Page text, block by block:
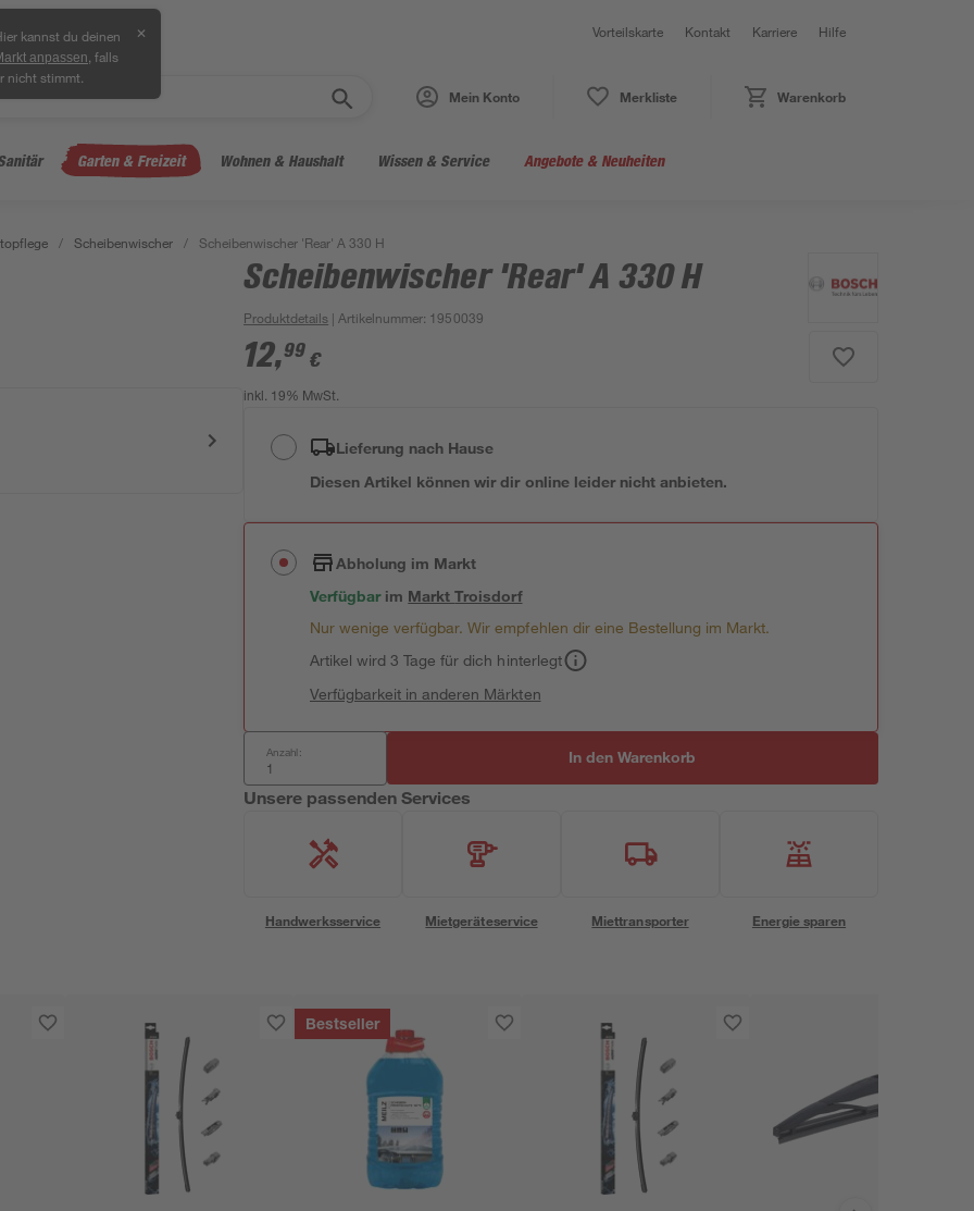
kannst du deinen
anpassen , falls
nicht stimmt.
✕ Vorteilskarte Kontakt Karriere Hilfe
Mein Konto Merkliste Warenkorb
Garten & Freizeit Wohnen & Haushalt Wissen & Service Angebote & Neuheiten
/ Scheibenwischer / Scheibenwischer 'Rear' A 330 H
Scheibenwischer 'Rear' A 330 H
Produktdetails | Artikelnummer: 1950039
12,99 €
inkl. 19% MwSt.
Lieferung nach Hause
Diesen Artikel können wir dir online leider nicht anbieten.
Abholung im Markt
Verfügbar im MarktTroisdorf
Nur wenige verfügbar. Wir empfehlen dir eine Bestellung im Markt.
Artikel wird 3 Tage für dich hinterlegt
Verfügbarkeit in anderen Märkten
Anzahl: In den Warenkorb
Unsere passenden Services
Handwerksservice Mietgeräteservice Miettransporter Energie sparen
Bestseller